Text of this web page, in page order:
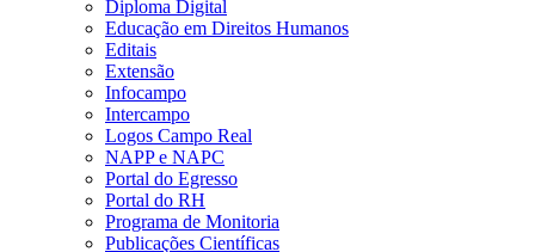
Diploma Digital
Educação em Direitos Humanos
Editais
Extensão
Infocampo
Intercampo
Logos Campo Real
NAPP e NAPC
Portal do Egresso
Portal do RH
Programa de Monitoria
Publicações Científicas